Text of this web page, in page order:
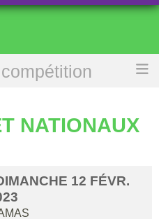
et Nationaux
NATIONAUX
12 FÉVR.